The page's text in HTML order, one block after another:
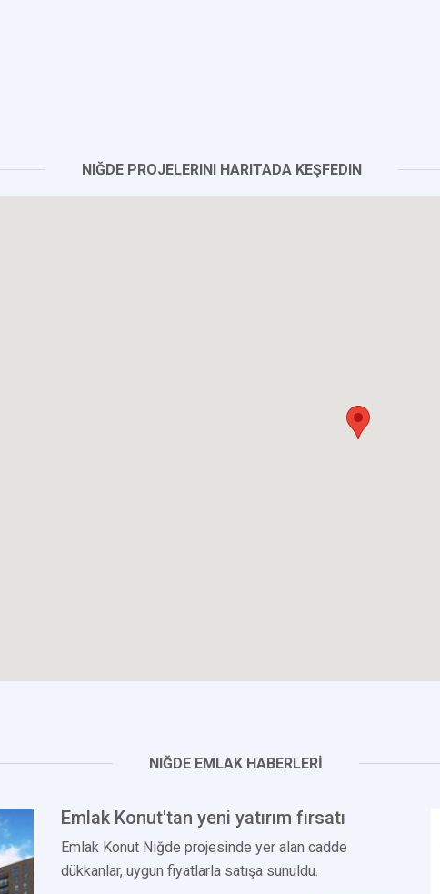
NIĞDE PROJELERINI HARITADA KEŞFEDIN
NIĞDE EMLAK HABERLERİ
Emlak Konut'tan yeni yatırım fırsatı
Emlak Konut Niğde projesinde yer alan cadde
dükkanlar, uygun fiyatlarla satışa sunuldu.